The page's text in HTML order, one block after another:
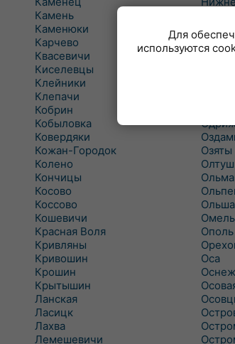
Камень
Каменюки
Карчево
Квасевичи
Киселевцы
Клейники
Клепачи
Кобрин
Кобыловка
Ковердяки
Кожан-Городок
Колено
Кончицы
Косово
Коссово
Кошевичи
Красная Воля
Кривляны
Кривошин
Крошин
Крытышин
Ланская
Ласицк
Лахва
Лемешевичи
Озяты
Олтуш
Ополь
Оса
Для
используются